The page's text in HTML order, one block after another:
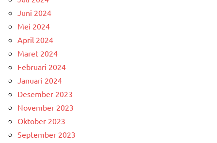
Juni 2024
Mei 2024
April 2024
Maret 2024
Februari 2024
Januari 2024
Desember 2023
November 2023
Oktober 2023
September 2023